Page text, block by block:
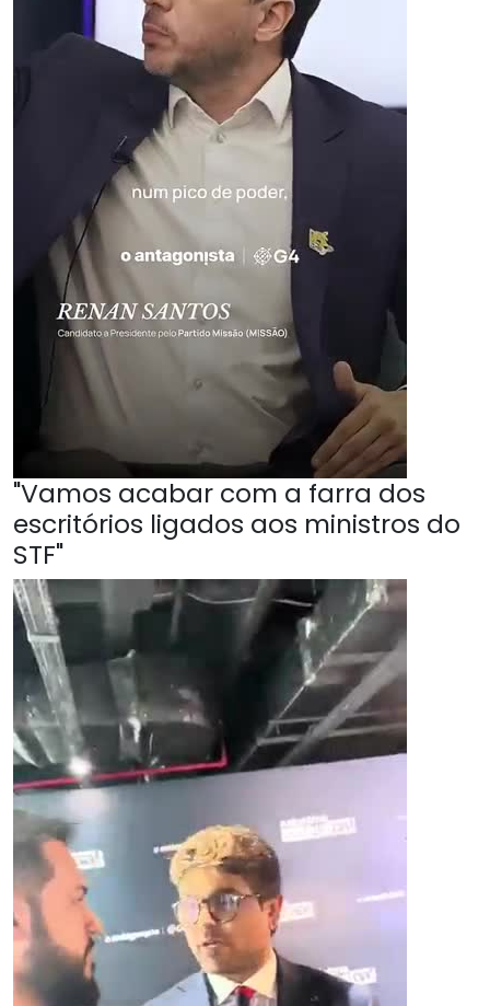
"Vamos acabar com a farra dos
escritórios ligados aos ministros do
STF"